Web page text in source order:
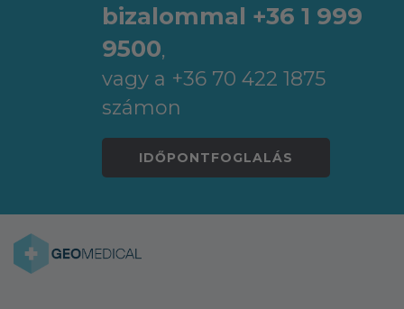
bizalommal +36 1 999
9500,
vagy a +36 70 422 1875
számon
IDŐPONTFOGLALÁS